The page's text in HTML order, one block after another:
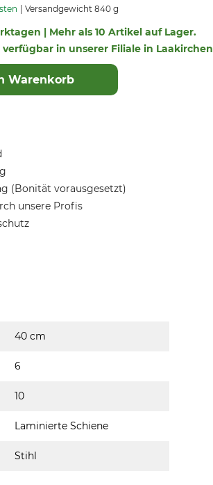
Versandgewicht 840 g
| Mehr als 10 Artikel auf Lager.
verfügbar in unserer Filiale in Laakirchen
Warenkorb
(Bonität vorausgesetzt)
unsere Profis
40 cm
6
10
Laminierte Schiene
Stihl